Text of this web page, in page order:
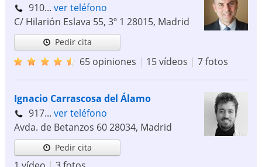
910... ver teléfono
C/ Hilarión Eslava 55, 3º 1 28015, Madrid
Pedir cita
65 opiniones | 15 vídeos | 7 fotos
Ignacio Carrascosa del Álamo
917... ver teléfono
Avda. de Betanzos 6028034, Madrid
Pedir cita